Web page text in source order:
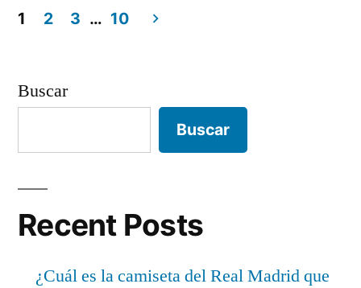
de
1 2 3 … 10
Buscar
Buscar
Recent Posts
¿Cuál es la camiseta del Real Madrid que